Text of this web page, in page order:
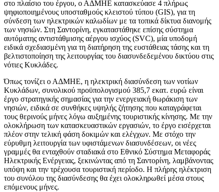
στο πλαίσιο του έργου, ο ΑΔΜΗΕ κατασκεύασε 4 πλήρως
ψηφιοποιημένους υποσταθμούς κλειστού τύπου (GIS), για τη
σύνδεση των ηλεκτρικών καλωδίων με τα τοπικά δίκτυα διανομής
των νησιών. Στη Σαντορίνη, εγκαταστάθηκε επίσης σύστημα
αυτόματης αντιστάθμισης αέργου ισχύος (SVC), μία υποδομή
ειδικά σχεδιασμένη για τη διατήρηση της ευστάθειας τάσης και τη
βελτιστοποίηση της λειτουργίας του διασυνδεδεμένου δικτύου στις
νότιες Κυκλάδες.
Όπως τονίζει ο ΑΔΜΗΕ, η ηλεκτρική διασύνδεση των νοτίων
Κυκλάδων, συνολικού προϋπολογισμού 385,7 εκατ. ευρώ είναι
έργο στρατηγικής σημασίας για την ενεργειακή θωράκιση των
νησιών, ειδικά σε συνθήκες υψηλής ζήτησης που καταγράφεται
τους θερινούς μήνες λόγω αυξημένης τουριστικής κίνησης. Με την
ολοκλήρωση των κατασκευαστικών εργασιών, το έργο εισέρχεται
πλέον στην τελική φάση δοκιμών και ελέγχων. Με στόχο την
εύρυθμη λειτουργία των υφιστάμενων διασυνδέσεων, οι νέες
γραμμές θα ενταχθούν σταδιακά στο Εθνικό Σύστημα Μεταφοράς
Ηλεκτρικής Ενέργειας, ξεκινώντας από τη Σαντορίνη, λαμβάνοντας
υπόψη και την τρέχουσα τουριστική περίοδο. Η πλήρης ηλέκτριση
του συνόλου της διασύνδεσης θα έχει ολοκληρωθεί μέσα στους
επόμενους μήνες.